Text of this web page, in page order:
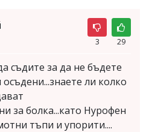
3 29
съдите за да не бъдете
ли колко
за болка...като Нурофен
тъпи и упорити....